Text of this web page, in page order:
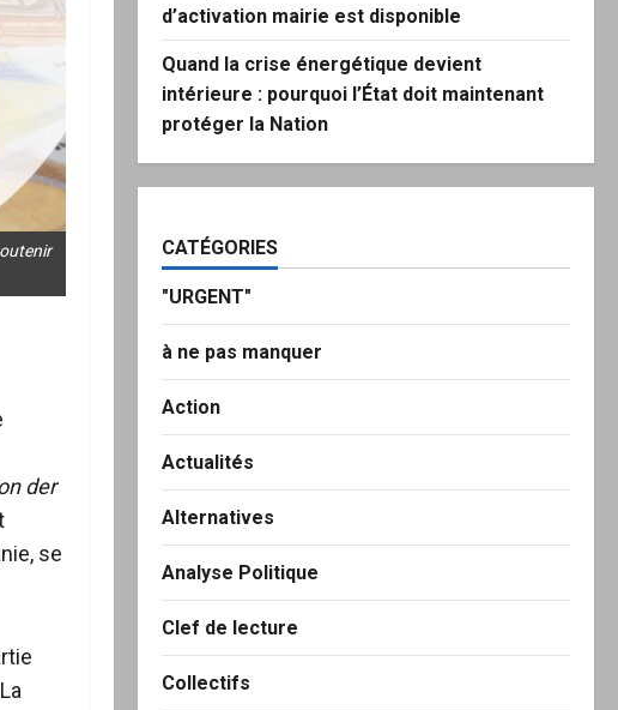
der
se
d’activation mairie est disponible
Quand la crise énergétique devient
intérieure : pourquoi l’État doit maintenant
protéger la Nation
CATÉGORIES
"URGENT"
à ne pas manquer
Action
Actualités
Alternatives
Analyse Politique
Clef de lecture
Collectifs